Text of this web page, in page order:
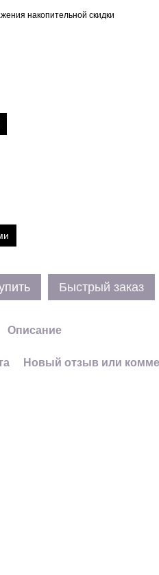
накопительной скидки
Быстрый заказ
Описание
Новый отзыв или